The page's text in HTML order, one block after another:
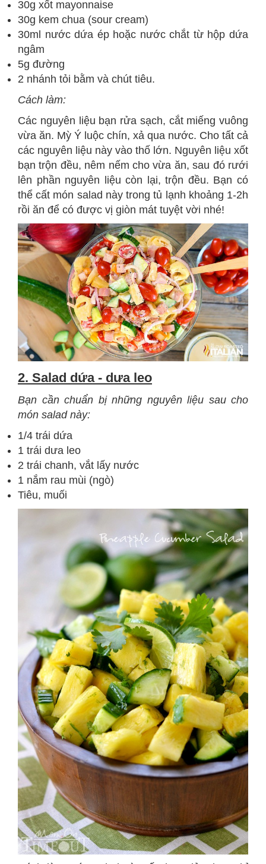
30g xốt mayonnaise
30g kem chua (sour cream)
30ml nước dứa ép hoặc nước chắt từ hộp dứa
ngâm
5g đường
2 nhánh tỏi bằm và chút tiêu.
Cách làm:
Các nguyên liệu bạn rửa sạch, cắt miếng vuông
vừa ăn. Mỳ Ý luộc chín, xả qua nước. Cho tất cả
các nguyên liệu này vào thố lớn. Nguyên liệu xốt
bạn trộn đều, nêm nếm cho vừa ăn, sau đó rưới
lên phần nguyên liệu còn lại, trộn đều. Bạn có
thể cất món salad này trong tủ lạnh khoảng 1-2h
rồi ăn để có được vị giòn mát tuyệt vời nhé!
2. Salad dứa - dưa leo
Bạn cần chuẩn bị những nguyên liệu sau cho
món salad này:
1/4 trái dứa
1 trái dưa leo
2 trái chanh, vắt lấy nước
1 nắm rau mùi (ngò)
Tiêu, muối